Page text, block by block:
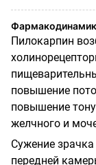
Пилокарпин
повышение
повышение
желчного и
Сужение
передней